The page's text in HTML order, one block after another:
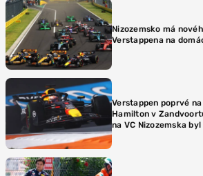
Nizozemsko má
Verstappena na
Verstappen poprvé
Hamilton v
na VC Nizozemska